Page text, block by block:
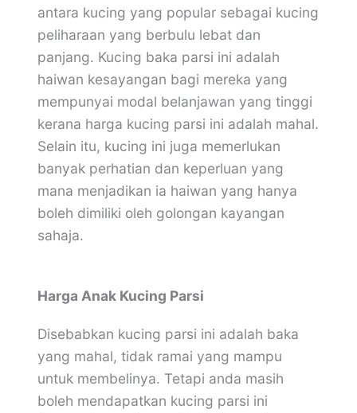
antara kucing yang popular sebagai kucing
peliharaan yang berbulu lebat dan
panjang. Kucing baka parsi ini adalah
haiwan kesayangan bagi mereka yang
mempunyai modal belanjawan yang tinggi
kerana harga kucing parsi ini adalah mahal.
Selain itu, kucing ini juga memerlukan
banyak perhatian dan keperluan yang
mana menjadikan ia haiwan yang hanya
boleh dimiliki oleh golongan kayangan
sahaja.
Harga Anak Kucing Parsi
Disebabkan kucing parsi ini adalah baka
yang mahal, tidak ramai yang mampu
untuk membelinya. Tetapi anda masih
boleh mendapatkan kucing parsi ini